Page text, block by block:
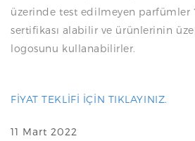
üzerinde test edilmeyen parfümler
sertifikası alabilir ve ürünlerinin
logosunu kullanabilirler.
FİYAT TEKLİFİ İÇİN TIKLAYINIZ.
11 Mart 2022